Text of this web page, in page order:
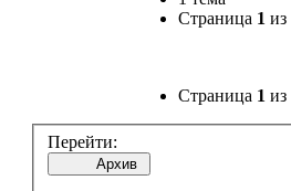
Страница 1 из
Страница 1 из
Перейти:
Архив